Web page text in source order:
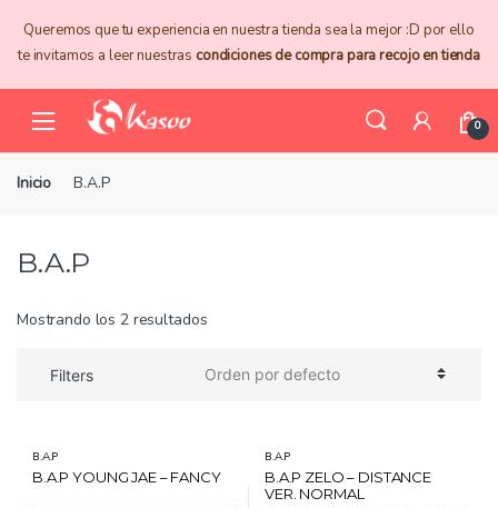
navigation
content
Queremos que tu experiencia en nuestra tienda sea la mejor :D por ello
te invitamos a leer nuestras condiciones de compra para recojo en tienda
0
Inicio B.A.P
B.A.P
Mostrando los 2 resultados
Filters
B.A.P
B.A.P YOUNG JAE – FANCY
B.A.P
B.A.P ZELO – DISTANCE
VER. NORMAL